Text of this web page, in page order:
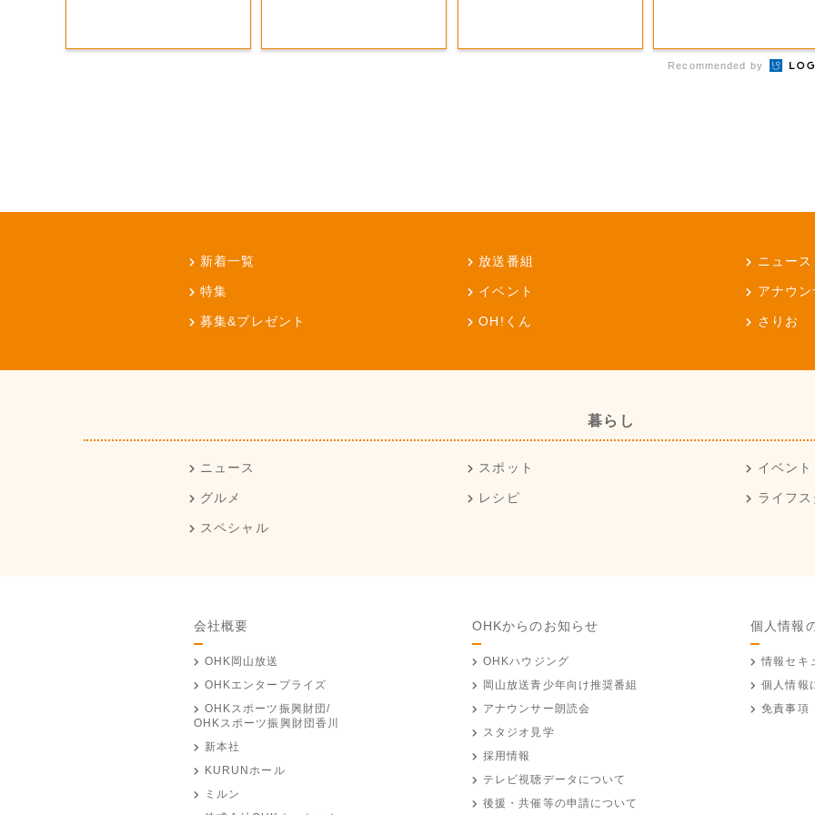
Recommended by
新着一覧 放送番組 ニュース
特集 イベント アナウ
募集&プレゼント OH!くん さりお
暮らし
ニュース スポット イベント
グルメ レシピ ライフ
スペシャル
会社概要
OHK岡山放送
OHKエンタープライズ
OHKスポーツ振興財団/
OHKスポーツ振興財団香川
新本社
KURUNホール
ミルン
OHKからのお知らせ
OHKハウジング
岡山放送青少年向け推奨番組
アナウンサー朗読会
スタジオ見学
採用情報
テレビ視聴データについて
後援・共催等の申請について
個人情報
情報セキ
個人情報
免責事項